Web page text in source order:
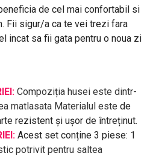
de cel mai confortabil si
Fii sigur/a ca te vei trezi fara
incat sa fii gata pentru o noua zi
Compoziția husei este dintr-
matlasata Materialul este de
rezistent și ușor de întreținut.
Acest set conține 3 piese: 1
potrivit pentru saltea